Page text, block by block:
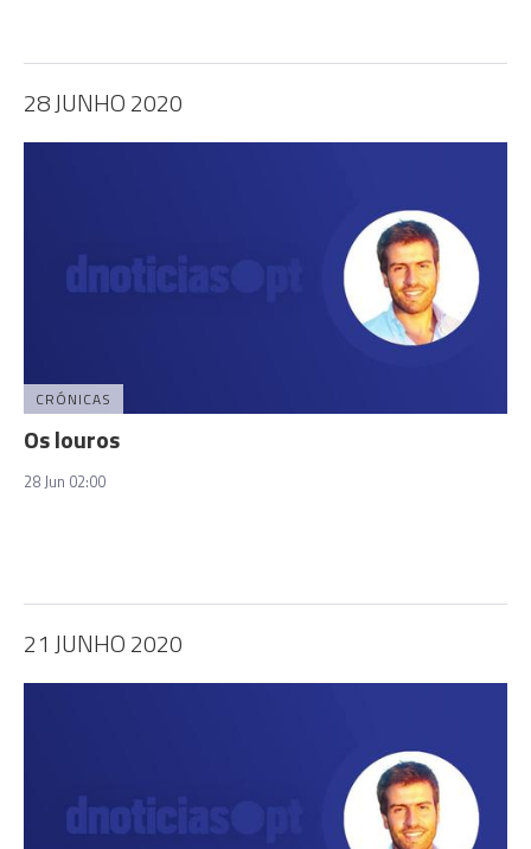
28 JUNHO 2020
CRÓNICAS
Os louros
28 Jun 02:00
21 JUNHO 2020